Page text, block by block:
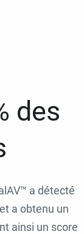
des
a détecté
a obtenu un
ainsi un score